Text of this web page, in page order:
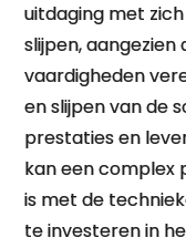
uitdaging met
slijpen,
vaardigheden
en slijpen van de
prestaties en
kan een complex
is met de
te investeren in